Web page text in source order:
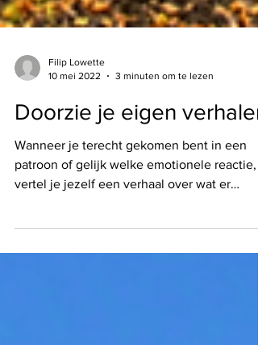
10 mei 2022
3 minuten om te lezen
Doorzie je eigen verhalen
Wanneer je terecht gekomen bent in een
patroon of gelijk welke emotionele reactie,
gebeurt. ...